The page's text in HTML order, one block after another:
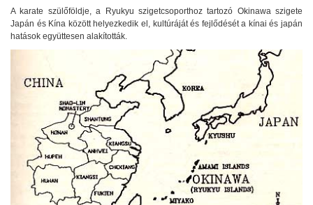
A karate szülőföldje, a Ryukyu szigetcsoporthoz tartozó Okinawa szigete
Japán és Kína között helyezkedik el, kultúráját és fejlődését a kínai és japán
hatások együttesen alakították.